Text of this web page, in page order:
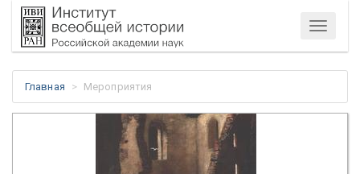
Меню
Главная Мероприятия